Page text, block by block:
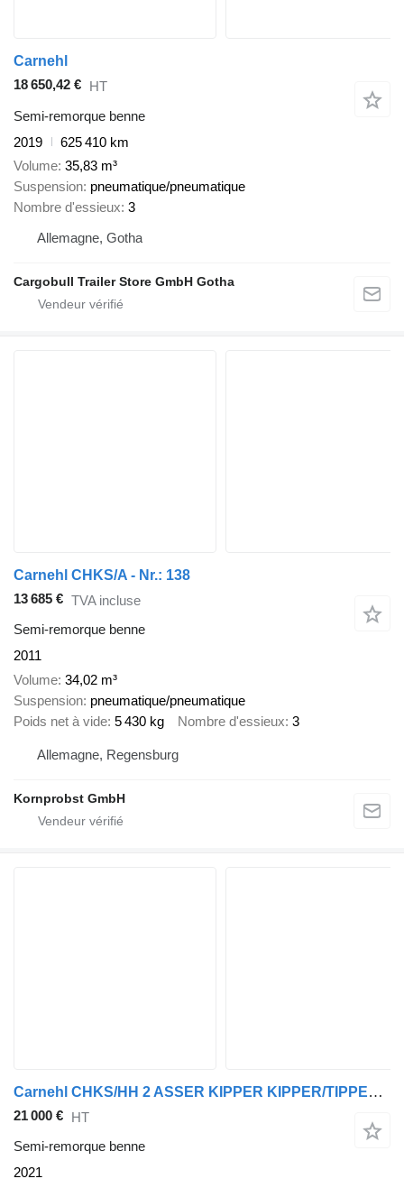
Carnehl
18 650,42 € HT
Semi-remorque benne
2019
625 410 km
Volume 35,83 m³
Suspension pneumatique/pneumatique
Nombre d'essieux 3
Allemagne, Gotha
Cargobull Trailer Store GmbH Gotha
Carnehl CHKS/A - Nr.: 138
13 685 € TVA incluse
Semi-remorque benne
2011
Volume 34,02 m³
Suspension pneumatique/pneumatique
Poids net à vide 5 430 kg Nombre d'essieux 3
Allemagne, Regensburg
Kornprobst GmbH
Carnehl CHKS/HH 2 ASSER KIPPER KIPPER/TIPPER /OPLEGGER/AUFLIEGER/TRAILER
21 000 € HT
Semi-remorque benne
2021